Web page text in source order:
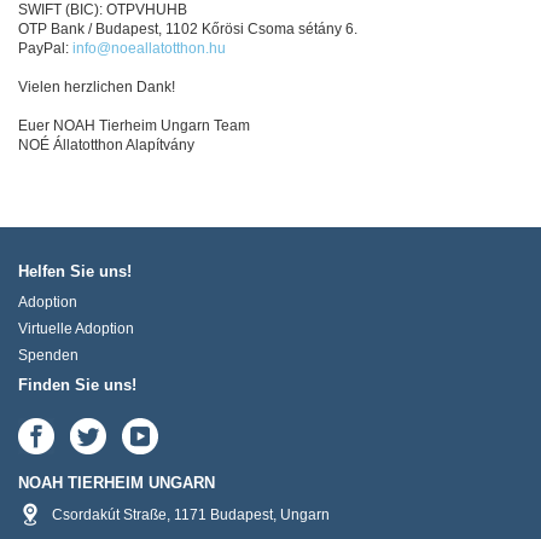
SWIFT (BIC): OTPVHUHB
OTP Bank / Budapest, 1102 Kőrösi Csoma sétány 6.
PayPal: info@noeallatotthon.hu
Vielen herzlichen Dank!
Euer NOAH Tierheim Ungarn Team
NOÉ Állatotthon Alapítvány
Helfen Sie uns!
Adoption
Virtuelle Adoption
Spenden
Finden Sie uns!
NOAH TIERHEIM UNGARN
Csordakút Straße, 1171 Budapest, Ungarn